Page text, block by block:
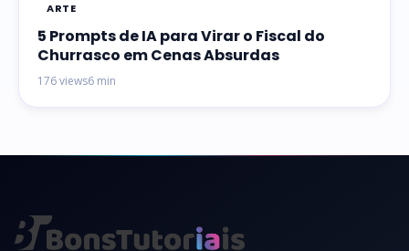
ARTE
5 Prompts de IA para Virar o Fiscal do
Churrasco em Cenas Absurdas
176 views6 min